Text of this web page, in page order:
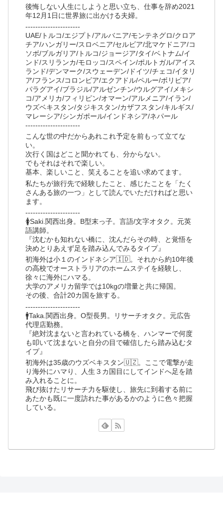
後悔しない人生にしようと思い立ち、仕事を辞め2021
年12月1日に世界旅に出かける夫婦。
----------------------
UAE/トルコ/エジプト/アルバニア/モンテネグロ/クロア
チア/ハンガリー/スロベニア/セルビア/北マケドニア/コ
ソボ/ブルガリア/トルコ/ジョージア/タイ/ベトナム/イ
ンド/スリランカ/モロッコ/スペイン/ポルトガル/アイス
ランド/デンマーク/スウェーデン/ドイツ/チェコ/イタリ
ア/フランス/コロンビア/エクアドル/ペルー/ボリビア/
パラグアイ/ブラジル/アルゼンチン/ウルグアイ/メキシ
コ/アメリカ/フィリピン/オマーン/アルメニア/イラン/
ウズベキスタン/タジキスタン/カザフスタン/キルギス/
マレーシア/シンガポール/インドネシア/ネパール
----------------------
こんな世の中だからあれこれ予定を前もって立てな
い。
次行く国はどこと聞かれても、分からない。
でもそれはそれで楽しい。
基本、楽しいこと、笑えることを追い求めてます。
私たちが旅行先で経験したこと、感じたことを「たく
さんある旅の一つ」として読んでいただければと思い
ます。
----------------------
🚺Saki.関西出身。B型末っ子。言語/文字オタク。元英
語講師。
『沈むかも知れない橋に、沈んだらその時、と覚悟を
決めとりあえず足を踏み込んでみるタイプ』
初海外は小１のインドネシア🇮🇩。それから約10年後
の高校でオーストラリアのホームステイを経験し、
徐々に海外にハマる。
大学のアメリカ留学では10kgの増量と共に帰国。
その後、合計20カ国を旅する。
----------------------
🚹Taka.関西出身。O型長男。リサーチオタク。元広告
代理店勤務。
『絶対沈まないと言われている橋を、ハンマーで何度
も叩いて沈まないと自分の目で確信したら踏み込むタ
イプ』
初海外は35歳のウズベキスタン🇺🇿。ここで電撃が走
り海外にハマり、人生３カ国目にしてインドへ足を踏
み入れることに。
飛び抜けたリサーチ力を駆使し、旅先に到着する前に
あたかも既に一度訪れた事があるかのように色々把握
している。